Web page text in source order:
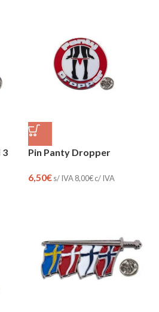
3 Pin Panty Dropper
6,50€s/ IVA 8,00€c/ IVA